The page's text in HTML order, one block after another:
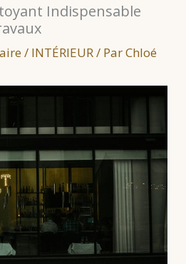
Indispensable
/ INTÉRIEUR / ParChloé